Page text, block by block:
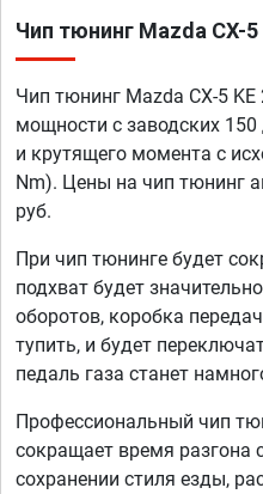
Чип тюнинг Mazda CX-
Чип тюнинг Mazda CX-5
мощности с заводских 150
и крутящего момента с
Nm). Цены на чип тюнинг
руб.
При чип тюнинге будет
подхват будет
оборотов, коробка
тупить, и будет
педаль газа станет
Профессиональный чип
сокращает время разгона
сохранении стиля езды,